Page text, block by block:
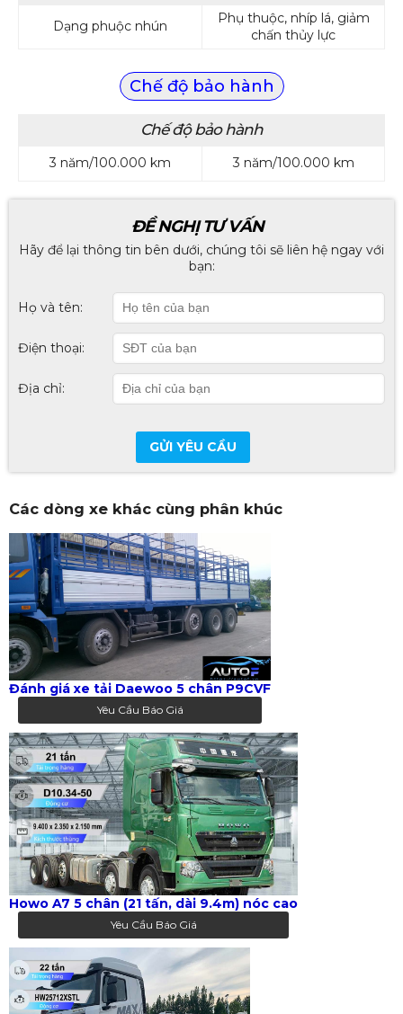
Dạng phuộc nhún
Phụ thuộc, nhíp lá, giảm
chấn thủy lực
Chế độ bảo hành
Chế độ bảo hành
3 năm/100.000 km 3 năm/100.000 km
ĐỀ NGHỊ TƯ VẤN
Hãy để lại thông tin bên dưới, chúng tôi sẽ liên hệ ngay với
bạn:
Họ và tên:
Điện thoại:
Địa chỉ:
GỬI YÊU CẦU
Các dòng xe khác cùng phân khúc
Đánh giá xe tải Daewoo 5 chân P9CVF
Yêu Cầu Báo Giá
Howo A7 5 chân (21 tấn, dài 9.4m) nóc cao
Yêu Cầu Báo Giá